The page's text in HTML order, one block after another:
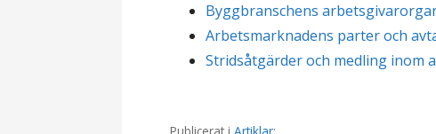
Byggbranschens
Arbetsmarknadens parter och
Stridsåtgärder och medling inom